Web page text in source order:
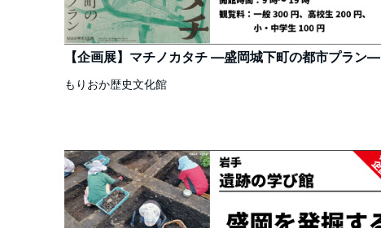
【企画展】マチノカタチ ―盛岡城下町の都市プラン―
もりおか歴史文化館